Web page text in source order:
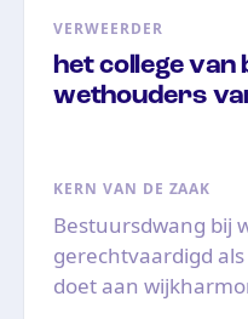
VERWEERDER
het college
wethouders
KERN VAN DE ZAAK
Bestuursdwang bij
gerechtvaardigd
doet aan